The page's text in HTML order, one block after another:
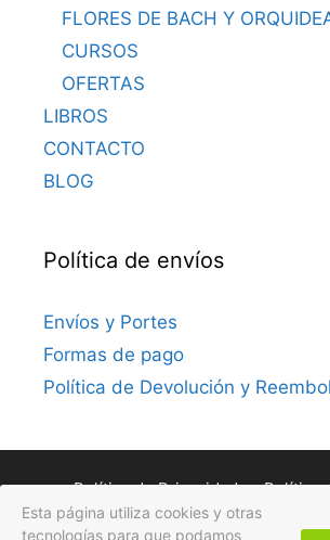
FLORES DE BACH Y
CURSOS
OFERTAS
LIBROS
CONTACTO
BLOG
Política de envíos
Envíos y Portes
Formas de pago
Política de Devolución y
Política de Privacidad
Política
Avisos Legales
Esta página utiliza cookies y otras
tecnologías para que podamos